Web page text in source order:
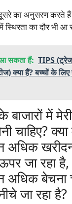
का अनुसरण करते
स्थिरता का दौर भी आ
सकता हैं: TIPS
क्या हैं? बच्चों के
में
चाहिए?
अधिक
जा रहा
अधिक बेचना
जा रहा है?